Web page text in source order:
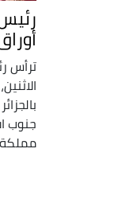
ترأس
جنوب